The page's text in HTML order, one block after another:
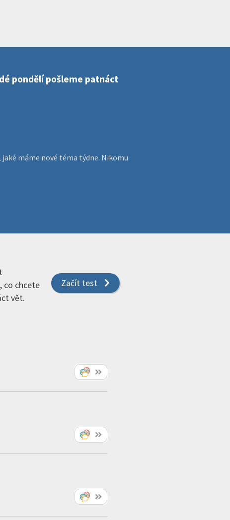
pondělí pošleme patnáct
máme nové téma týdne. Nikomu
Začít test
co chcete
vět.